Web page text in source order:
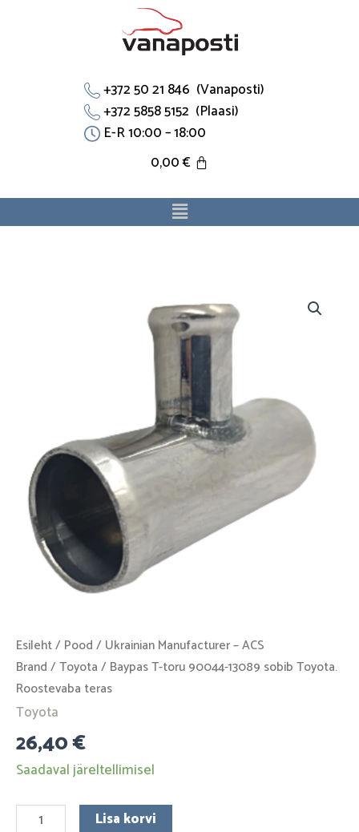
+372 50 21 846 (Vanaposti)
+372 5858 5152 (Plaasi)
E-R 10:00 – 18:00
0,00€
Menu
Esileht/ Pood / Ukrainian Manufacturer – ACS
Brand /Toyota / Baypas T-toru 90044-13089 sobib Toyota.
Roostevaba teras
Toyota
26,40€
Saadaval järeltellimisel
Roostevaba
teras
kogus
Lisa korvi